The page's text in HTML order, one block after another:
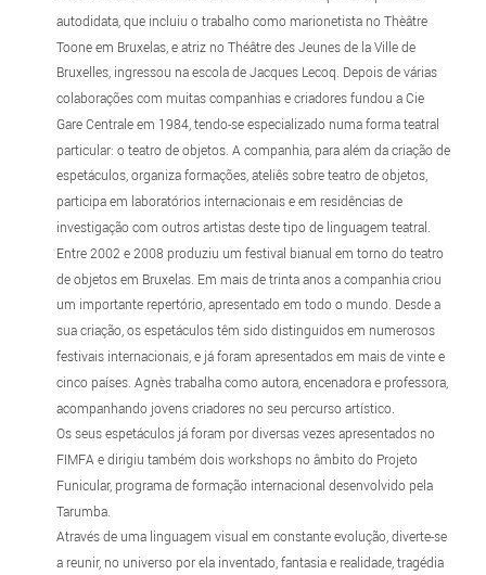
autodidata, que incluiu o trabalho como marionetista no Thèâtre
Toone em Bruxelas, e atriz no Théâtre des Jeunes de la Ville de
Bruxelles, ingressou na escola de Jacques Lecoq. Depois de várias
colaborações com muitas companhias e criadores fundou a Cie
Gare Centrale em 1984, tendo-se especializado numa forma teatral
particular: o teatro de objetos. A companhia, para além da criação de
espetáculos, organiza formações, ateliês sobre teatro de objetos,
participa em laboratórios internacionais e em residências de
investigação com outros artistas deste tipo de linguagem teatral.
Entre 2002 e 2008 produziu um festival bianual em torno do teatro
de objetos em Bruxelas. Em mais de trinta anos a companhia criou
um importante repertório, apresentado em todo o mundo. Desde a
sua criação, os espetáculos têm sido distinguidos em numerosos
festivais internacionais, e já foram apresentados em mais de vinte e
cinco países. Agnès trabalha como autora, encenadora e professora,
acompanhando jovens criadores no seu percurso artístico.
Os seus espetáculos já foram por diversas vezes apresentados no
FIMFA e dirigiu também dois workshops no âmbito do Projeto
Funicular, programa de formação internacional desenvolvido pela
Tarumba.
Através de uma linguagem visual em constante evolução, diverte-se
a reunir, no universo por ela inventado, fantasia e realidade, tragédia